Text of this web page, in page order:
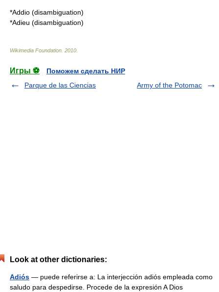
*Addio (disambiguation)
*Adieu (disambiguation)
Wikimedia Foundation 2010
Игры ⚽
Поможем сделать НИР
Parque de las Ciencias
Army of the Potomac
Look at other dictionaries:
Adiós — puede referirse a: La interjección adiós empleada como
saludo para despedirse. Procede de la expresión A Dios